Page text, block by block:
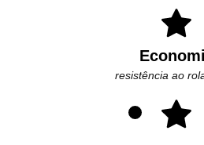
resistência ao